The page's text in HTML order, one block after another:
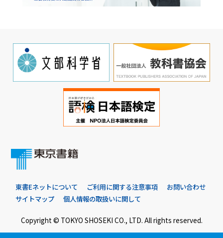
東書Eネットについて ご利用に関する注意事項
お問い合わせ
サイトマップ
個人情報の取扱いに関して
Copyright © TOKYO SHOSEKI CO., LTD. All rights reserved.